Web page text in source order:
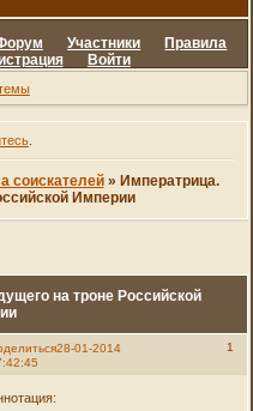
Участники
Правила
Войти
.
соискателей » Императрица.
Империи
на троне Российской
1
28-01-2014